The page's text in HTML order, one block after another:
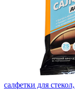
салфетки для